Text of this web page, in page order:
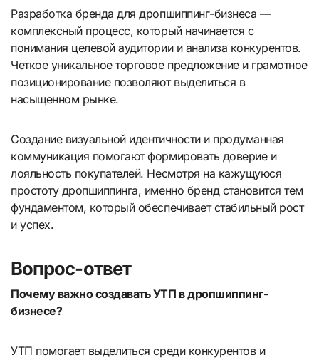
Разработка бренда для дропшиппинг-бизнеса —
комплексный процесс, который начинается с
понимания целевой аудитории и анализа конкурентов.
Четкое уникальное торговое предложение и грамотное
позиционирование позволяют выделиться в
насыщенном рынке.
Создание визуальной идентичности и продуманная
коммуникация помогают формировать доверие и
лояльность покупателей. Несмотря на кажущуюся
простоту дропшиппинга, именно бренд становится тем
фундаментом, который обеспечивает стабильный рост
и успех.
Вопрос-ответ
Почему важно создавать УТП в дропшиппинг-
бизнесе?
УТП помогает выделиться среди конкурентов и